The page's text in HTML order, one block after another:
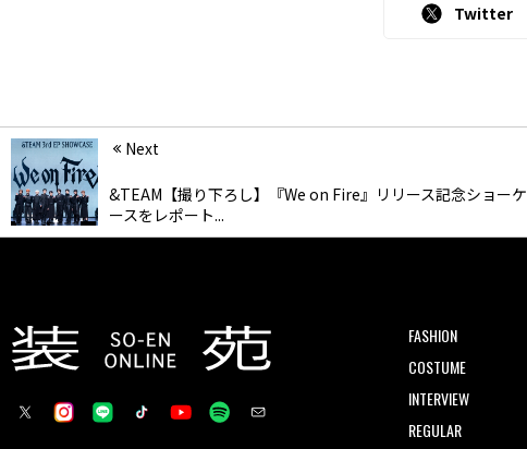
Twitter
Next
&TEAM【撮り下ろし】『We on Fire』リリース記念ショーケ
ースをレポート...
FASHION
COSTUME
INTERVIEW
REGULAR